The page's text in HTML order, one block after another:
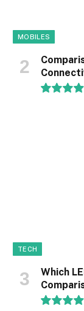
MOBILES
TECH
Which